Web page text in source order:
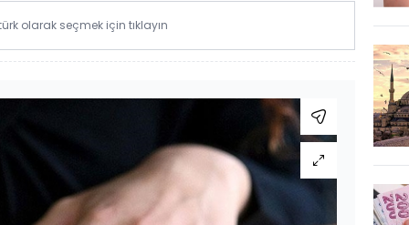
olarak seçmek için tıklayın